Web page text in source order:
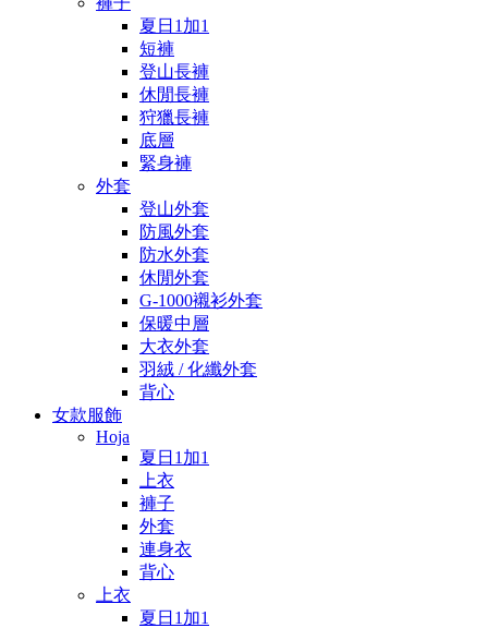
夏日1加1
短褲
登山長褲
休閒長褲
狩獵長褲
底層
緊身褲
外套
登山外套
防風外套
防水外套
休閒外套
G-1000襯衫外套
保暖中層
大衣外套
羽絨 / 化纖外套
背心
女款服飾
Hoja
夏日1加1
上衣
褲子
外套
連身衣
背心
上衣
夏日1加1